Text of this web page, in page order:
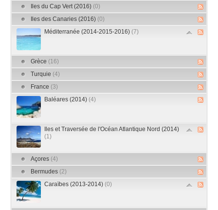
Iles du Cap Vert (2016) (0)
Iles des Canaries (2016) (0)
Méditerranée (2014-2015-2016) (7)
Grèce (16)
Turquie (4)
France (3)
Baléares (2014) (4)
Iles et Traversée de l'Océan Atlantique Nord (2014)
(1)
Açores (4)
Bermudes (2)
Caraïbes (2013-2014) (0)